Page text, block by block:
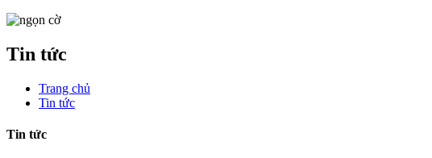
Tin tức
Trang chủ
Tin tức
Tin tức